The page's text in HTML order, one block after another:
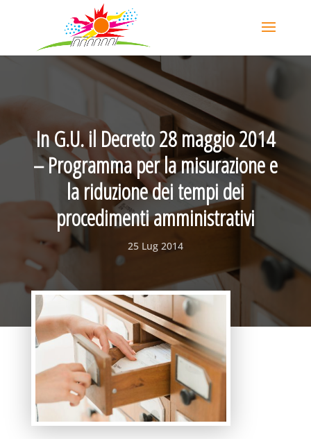
In G.U. il Decreto 28 maggio 2014
– Programma per la misurazione e
la riduzione dei tempi dei
procedimenti amministrativi
25 Lug 2014